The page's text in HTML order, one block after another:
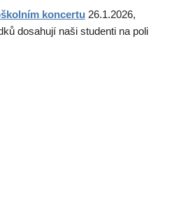
koncertu 26.1.2026,
dosahují naši studenti na poli